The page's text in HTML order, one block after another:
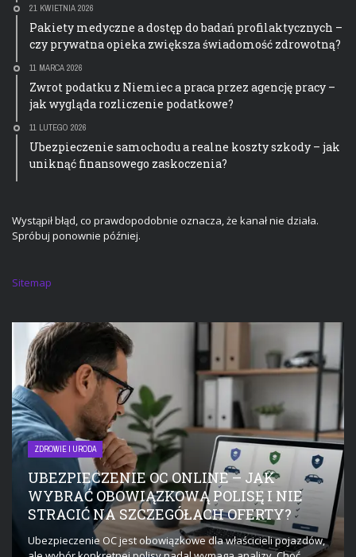
21 KWIETNIA 2026
Pakiety medyczne a dostęp do badań profilaktycznych –
czy prywatna opieka zwiększa świadomość zdrowotną?
11 MARCA 2026
Zwrot podatku z Niemiec a praca przez agencję pracy –
jak wygląda rozliczenie podatkowe?
11 LUTEGO 2026
Ubezpieczenie samochodu a realne koszty szkody – jak
uniknąć finansowego zaskoczenia?
Wystąpił błąd, co prawdopodobnie oznacza, że kanał nie działa.
Spróbuj ponownie później.
Sitemap
ZDROWIE I URODA
UBEZPIECZENIE OC ONLINE – JAK
WYBRAĆ OBOWIĄZKOWĄ POLISĘ I NIE
STRACIĆ NA SZCZEGÓŁACH OFERTY?
Ubezpieczenie OC jest obowiązkowe dla właścicieli pojazdów,